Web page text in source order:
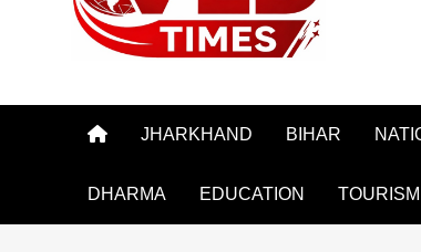
JHARKHAND BIHAR
DHARMA EDUCATION TOURISM